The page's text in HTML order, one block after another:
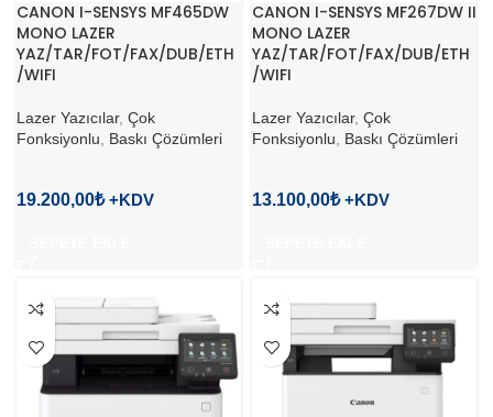
CANON I-SENSYS MF465DW
MONO LAZER
YAZ/TAR/FOT/FAX/DUB/ETH
/WIFI
Lazer Yazıcılar, Çok
Fonksiyonlu
Baskı Çözümleri
19.200,00₺
CANON I-SENSYS MF267DW II
MONO LAZER
YAZ/TAR/FOT/FAX/DUB/ETH
/WIFI
Lazer Yazıcılar, Çok
Fonksiyonlu
Baskı Çözümleri
13.100,00₺